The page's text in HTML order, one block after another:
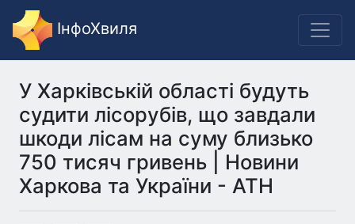
ІнфоХвиля
У Харківській області будуть
судити лісорубів, що завдали
шкоди лісам на суму близько
750 тисяч гривень | Новини
Харкова та України - АТН